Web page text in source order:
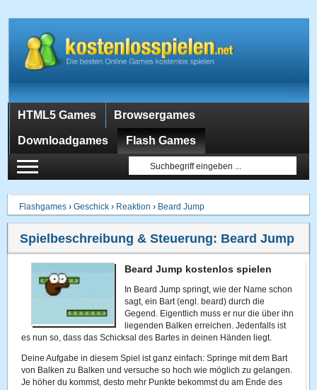
HTML5 Games Browsergames
Downloadgames Flash Games
Flashgames ›Geschick › Reaktion › Beard Jump
Spielbeschreibung & Steuerung: Beard Jump
Beard Jump kostenlos spielen
In Beard Jump springt, wie der Name schon
sagt, ein Bart (engl. beard) durch die
Gegend. Eigentlich muss er nur die über ihn
liegenden Balken erreichen. Jedenfalls ist
es nun so, dass das Schicksal des Bartes in deinen Händen liegt.
Deine Aufgabe in diesem Spiel ist ganz einfach: Springe mit dem Bart
von Balken zu Balken und versuche so hoch wie möglich zu gelangen.
Je höher du kommst, desto mehr Punkte bekommst du am Ende des